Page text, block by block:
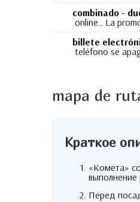
combinado -
online.. La
billete
teléfono se
mapa de
Краткое
«Комета»
выполнение
Перед